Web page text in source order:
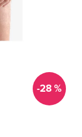
-28 %